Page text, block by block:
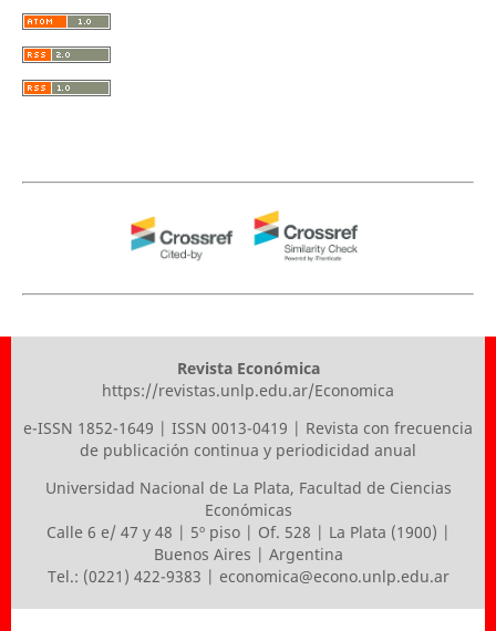
Revista Económica
https://revistas.unlp.edu.ar/Economica
e-ISSN 1852-1649 | ISSN 0013-0419 | Revista con frecuencia
de publicación continua y periodicidad anual
Universidad Nacional de La Plata, Facultad de Ciencias
Económicas
Calle 6 e/ 47 y 48 | 5º piso | Of. 528 | La Plata (1900) |
Buenos Aires | Argentina
Tel.: (0221) 422-9383 | economica@econo.unlp.edu.ar